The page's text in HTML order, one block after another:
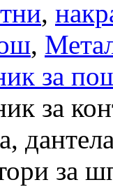
,
,
за
за
за